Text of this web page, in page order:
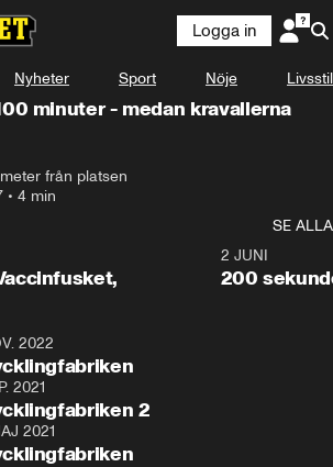
Logga in
Nyheter Sport Nöje Livsstil
minuter - medan kravallerna
från platsen
• 4 min
SE ALLA
2 JUNI
200
2022
2021
2
2021